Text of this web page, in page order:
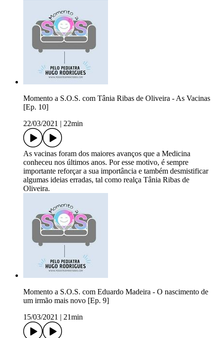
Momento a S.O.S. com Tânia Ribas de Oliveira - As Vacinas
[Ep. 10]
22/03/2021
22min
As vacinas foram dos maiores avanços que a Medicina
conheceu nos últimos anos. Por esse motivo, é sempre
importante reforçar a sua importância e também desmistificar
algumas ideias erradas, tal como realça Tânia Ribas de
Oliveira.
Momento a S.O.S. com Eduardo Madeira - O nascimento de
um irmão mais novo [Ep. 9]
15/03/2021
21min